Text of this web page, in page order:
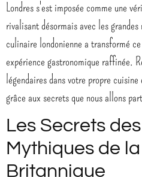
Londres s'est imposée comme une
rivalisant désormais avec les
culinaire londonienne a transformé
expérience gastronomique raffinée.
légendaires dans votre propre
grâce aux secrets que nous allons
Les Secrets
Mythiques de
Britannique